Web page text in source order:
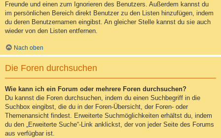
Freunde und einen zum Ignorieren des Benutzers. Außerdem kannst du
im persönlichen Bereich direkt Benutzer zu den Listen hinzufügen, indem
du deren Benutzernamen eingibst. An gleicher Stelle kannst du sie auch
wieder von den Listen entfernen.
Nach oben
Die Foren durchsuchen
Wie kann ich ein Forum oder mehrere Foren durchsuchen?
Du kannst die Foren durchsuchen, indem du einen Suchbegriff in die
Suchbox eingibst, die du in der Foren-Übersicht, der Foren- oder
Themenansicht findest. Erweiterte Suchmöglichkeiten erhältst du, indem
du den „Erweiterte Suche“-Link anklickst, der von jeder Seite des Forums
aus verfügbar ist.